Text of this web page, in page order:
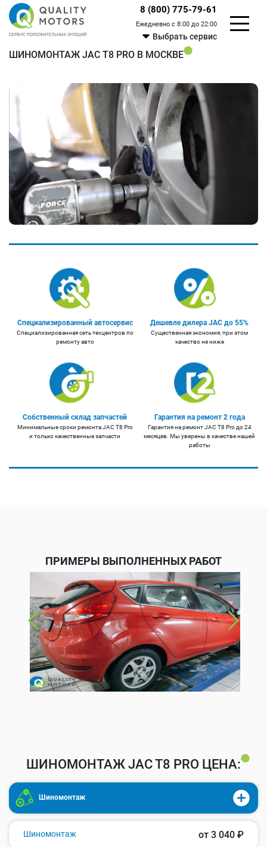
8 (800) 775-79-61
Ежедневно с 8:00 до 22:00
Выбрать сервис
ШИНОМОНТАЖ JAC T8 PRO В МОСКВЕ
Специализированный автосервис
Специализированная сеть техцентров по
ремонту авто
Дешевле дилера JAC до 55%
Существенная экономия, при этом
качество не ниже
Собственный склад запчастей
Минимальные сроки ремонта JAC T8 Pro
и только качественные запчасти
Гарантия на ремонт 2 года
Гарантия на ремонт JAC T8 Pro до 24
месяцев. Мы уверены в качестве нашей
работы
ПРИМЕРЫ ВЫПОЛНЕННЫХ РАБОТ
ШИНОМОНТАЖ JAC T8 PRO ЦЕНА:
Шиномонтаж
Шиномонтаж от 3 040 ₽